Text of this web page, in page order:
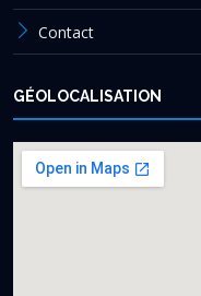
Contact
GÉOLOCALISATION